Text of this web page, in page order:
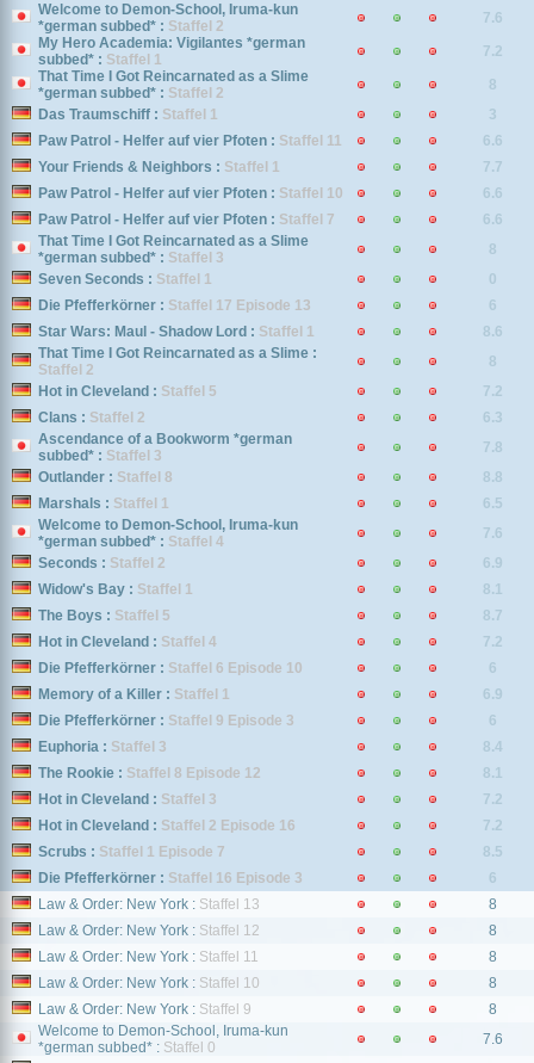
Welcome to Demon-School, Iruma-kun
*german subbed* : Staffel 2
7.6
My Hero Academia: Vigilantes *german
subbed* : Staffel 1
7.2
That Time I Got Reincarnated as a Slime
*german subbed* : Staffel 2
8
Das Traumschiff : Staffel 1
3
Paw Patrol - Helfer auf vier Pfoten : Staffel 11
6.6
Your Friends & Neighbors : Staffel 1
7.7
Paw Patrol - Helfer auf vier Pfoten : Staffel 10
6.6
Paw Patrol - Helfer auf vier Pfoten : Staffel 7
6.6
That Time I Got Reincarnated as a Slime
*german subbed* : Staffel 3
8
Seven Seconds : Staffel 1
0
Die Pfefferkörner : Staffel 17 Episode 13
6
Star Wars: Maul - Shadow Lord : Staffel 1
8.6
That Time I Got Reincarnated as a Slime :
Staffel 2
8
Hot in Cleveland : Staffel 5
7.2
Clans : Staffel 2
6.3
Ascendance of a Bookworm *german
subbed* : Staffel 3
7.8
Outlander : Staffel 8
8.8
Marshals : Staffel 1
6.5
Welcome to Demon-School, Iruma-kun
*german subbed* : Staffel 4
7.6
Seconds : Staffel 2
6.9
Widow's Bay : Staffel 1
8.1
The Boys : Staffel 5
8.7
Hot in Cleveland : Staffel 4
7.2
Die Pfefferkörner : Staffel 6 Episode 10
6
Memory of a Killer : Staffel 1
6.9
Die Pfefferkörner : Staffel 9 Episode 3
6
Euphoria : Staffel 3
8.4
The Rookie : Staffel 8 Episode 12
8.1
Hot in Cleveland : Staffel 3
7.2
Hot in Cleveland : Staffel 2 Episode 16
7.2
Scrubs : Staffel 1 Episode 7
8.5
Die Pfefferkörner : Staffel 16 Episode 3
6
Law & Order: New York : Staffel 13
8
Law & Order: New York : Staffel 12
8
Law & Order: New York : Staffel 11
8
Law & Order: New York : Staffel 10
8
Law & Order: New York : Staffel 9
8
Welcome to Demon-School, Iruma-kun
*german subbed* : Staffel 0
7.6